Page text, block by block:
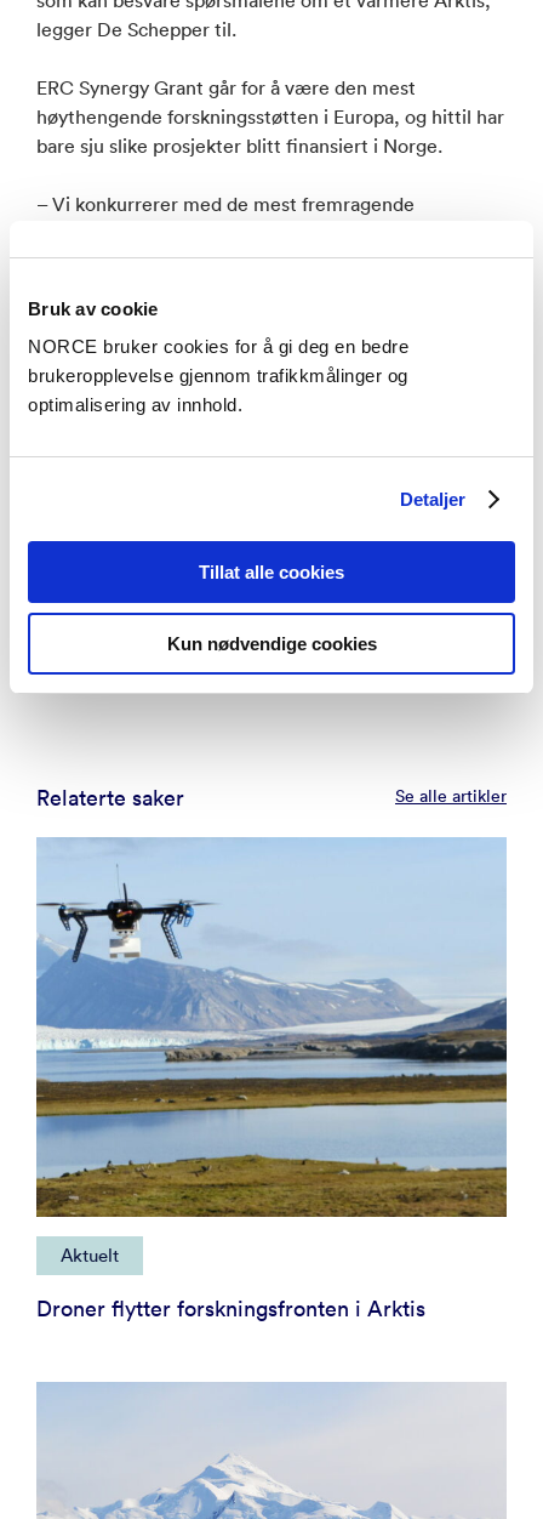
Bruk av cookie
NORCE bruker cookies for å gi deg en bedre
brukeropplevelse gjennom trafikkmålinger og
optimalisering av innhold.
Detaljer
Tillat alle cookies
Kun nødvendige cookies
legger De Schepper til.
ERC Synergy Grant går for å være den mest
høythengende forskningsstøtten i Europa, og hittil har
bare sju slike prosjekter blitt finansiert i Norge.
– Vi konkurrerer med de mest fremragende
imponert og stolt på alles vegne. Vi i NORCE er veldig
oceanografi, eldgammelt DNA og rekonstruksjon av
sjøis i dette prosjektet, sier Trond Dokken,
konserndirektør for divisjonen Klima og miljø i
NORCE.
vil bidra inn i prosjektet, deriblant forskningsleder
ERC finansierer årlig vitenskapelige prosjekter med
Synergy Grant. Prosjektene er ment å utforske
grensesnittene mellom etablerte disipliner og dermed
føre til betydelige vitenskapelige fremskritt.
Relaterte saker Se alle artikler
Aktuelt
Droner flytter forskningsfronten i Arktis